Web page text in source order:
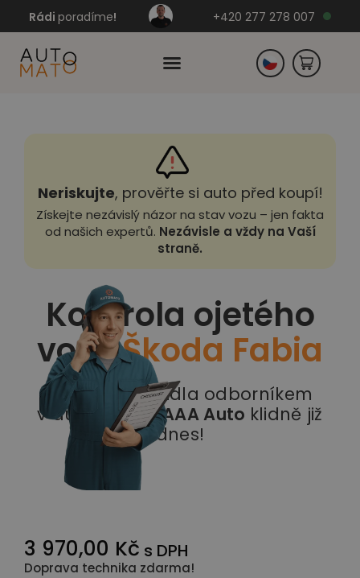
Rádi poradíme! +420 277 278 007
Neriskujte, prověřte si auto před koupí!
Získejte nezávislý názor na stav vozu – jen fakta
od našich expertů. Nezávisle a vždy na Vaší
straně.
Kontrola ojetého
vozuŠkoda Fabia
Prohlídka vozidla odborníkem
v autobazaruAAA Auto klidně již
dnes!
3 970,00 Kč s DPH
Doprava technika zdarma!